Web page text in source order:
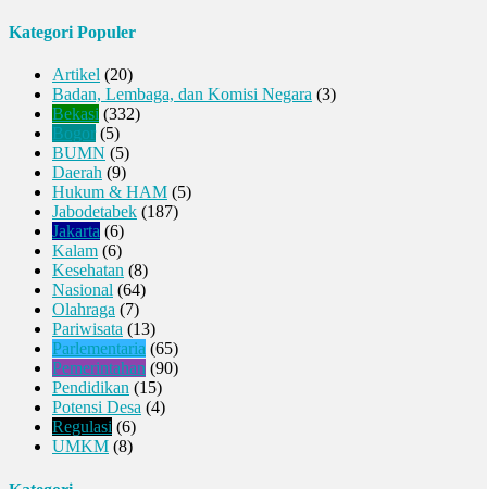
Kategori Populer
Artikel (20)
Badan, Lembaga, dan Komisi Negara (3)
Bekasi (332)
Bogor(5)
BUMN (5)
Daerah (9)
Hukum & HAM (5)
Jabodetabek (187)
Jakarta (6)
Kalam (6)
Kesehatan (8)
Nasional (64)
Olahraga (7)
Pariwisata (13)
Parlementaria (65)
Pemerintahan (90)
Pendidikan (15)
Potensi Desa (4)
Regulasi (6)
UMKM (8)